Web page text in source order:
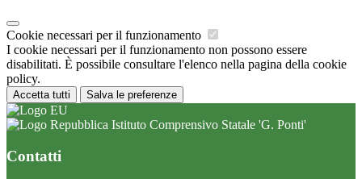
Cookie necessari per il funzionamento
I cookie necessari per il funzionamento non possono essere
disabilitati. È possibile consultare l'elenco nella pagina della cookie
policy.
Accetta tutti Salva le preferenze
Istituto Comprensivo Statale 'G. Ponti'
Contatti